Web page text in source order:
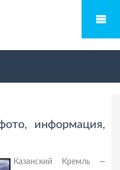
информация,
Казанский Кремль —